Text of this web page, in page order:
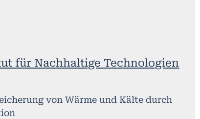
für Nachhaltige Technologien
von Wärme und Kälte durch